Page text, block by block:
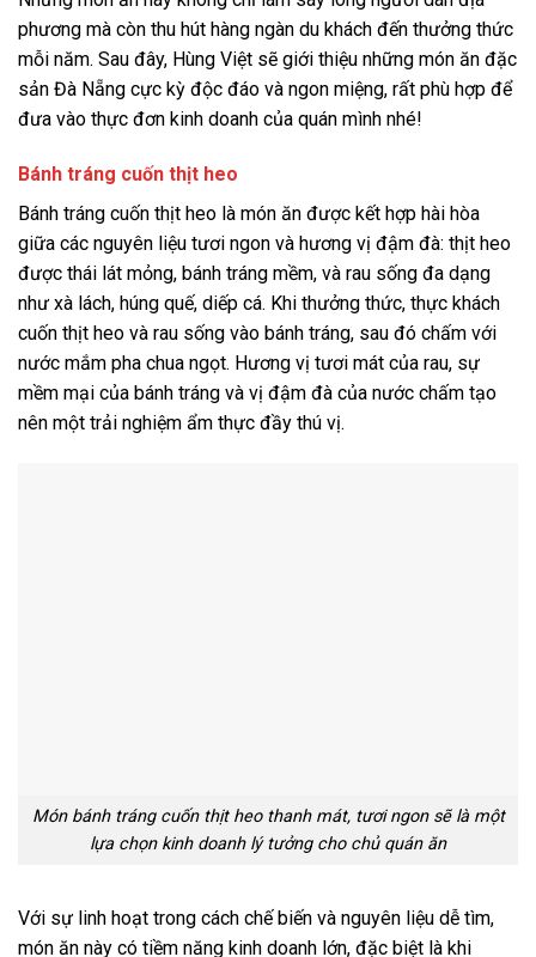
phương mà còn thu hút hàng ngàn du khách đến thưởng thức
mỗi năm. Sau đây, Hùng Việt sẽ giới thiệu những món ăn đặc
sản Đà Nẵng cực kỳ độc đáo và ngon miệng, rất phù hợp để
đưa vào thực đơn kinh doanh của quán mình nhé!
Bánh tráng cuốn thịt heo
Bánh tráng cuốn thịt heo là món ăn được kết hợp hài hòa
giữa các nguyên liệu tươi ngon và hương vị đậm đà: thịt heo
được thái lát mỏng, bánh tráng mềm, và rau sống đa dạng
như xà lách, húng quế, diếp cá. Khi thưởng thức, thực khách
cuốn thịt heo và rau sống vào bánh tráng, sau đó chấm với
nước mắm pha chua ngọt. Hương vị tươi mát của rau, sự
mềm mại của bánh tráng và vị đậm đà của nước chấm tạo
nên một trải nghiệm ẩm thực đầy thú vị.
Món bánh tráng cuốn thịt heo thanh mát, tươi ngon sẽ là một
lựa chọn kinh doanh lý tưởng cho chủ quán ăn
Với sự linh hoạt trong cách chế biến và nguyên liệu dễ tìm,
món ăn này có tiềm năng kinh doanh lớn, đặc biệt là khi